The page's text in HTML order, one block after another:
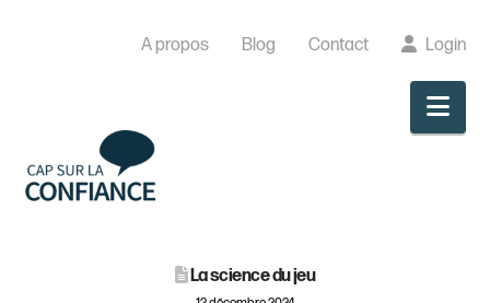
A propos Blog Contact Login
La science du jeu